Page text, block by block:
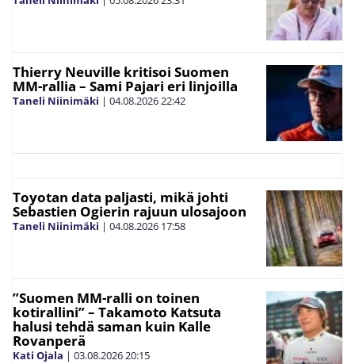
Thierry Neuville kritisoi Suomen
MM-rallia – Sami Pajari eri linjoilla
Taneli Niinimäki | 04.08.202622:42
Toyotan data paljasti, mikä johti
Sebastien Ogierin rajuun ulosajoon
Taneli Niinimäki | 04.08.2026 17:58
”Suomen MM-ralli on toinen
kotirallini” – Takamoto Katsuta
halusi tehdä saman kuin Kalle
Rovanperä
Kati Ojala | 03.08.202620:15